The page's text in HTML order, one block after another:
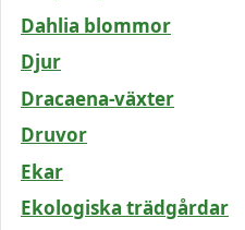
Dahlia blommor
Djur
Dracaena-växter
Druvor
Ekar
Ekologiska trädgårdar